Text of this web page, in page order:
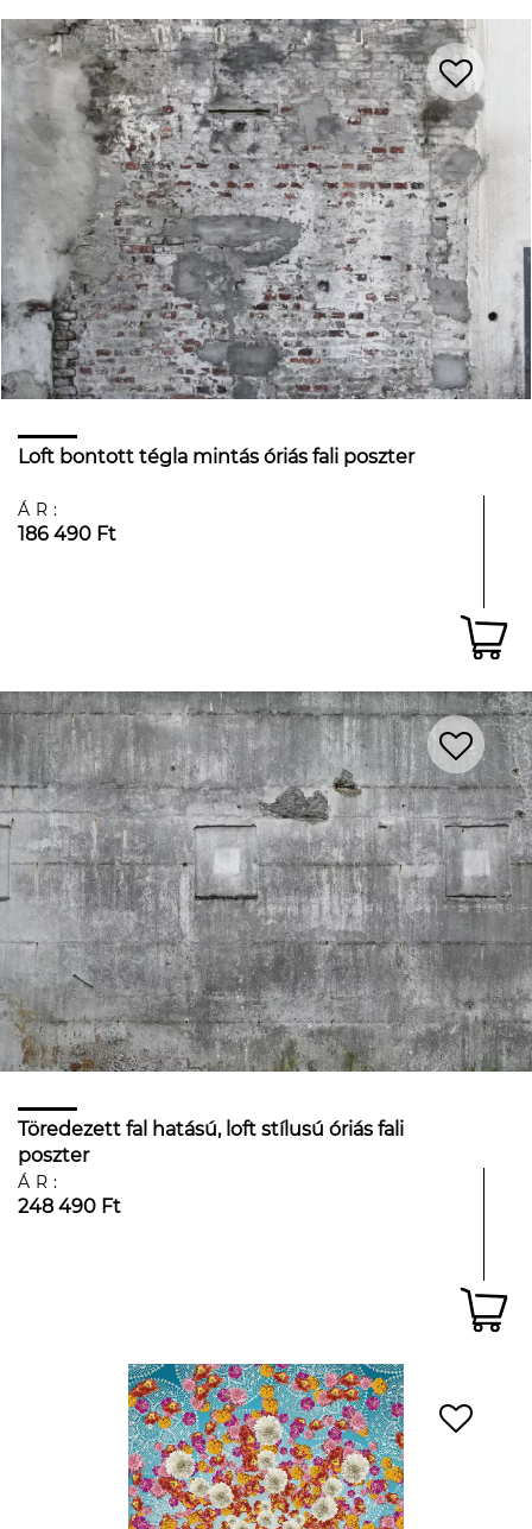
Loft bontott tégla mintás óriás fali poszter
ÁR:
186 490 Ft
Töredezett fal hatású, loft stílusú óriás fali
poszter
ÁR:
248 490 Ft